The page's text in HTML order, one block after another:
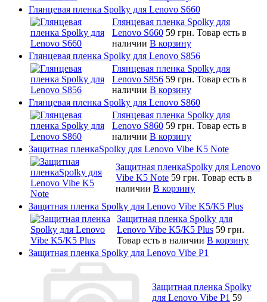
Глянцевая пленка Spolky для Lenovo S660
Глянцевая пленка Spolky для
Lenovo S660 59 грн. Товар есть в
наличии В корзину
Глянцевая пленка Spolky для Lenovo S856
Глянцевая пленка Spolky для
Lenovo S856 59 грн. Товар есть в
наличии В корзину
Глянцевая пленка Spolky для Lenovo S860
Глянцевая пленка Spolky для
Lenovo S860 59 грн. Товар есть в
наличии В корзину
Защитная пленкаSpolky для Lenovo Vibe K5 Note
Защитная пленкаSpolky для Lenovo
Vibe K5 Note 59 грн. Товар есть в
наличии В корзину
Защитная пленка Spolky для Lenovo Vibe K5/K5 Plus
Защитная пленка Spolky для
Lenovo Vibe K5/K5 Plus 59 грн.
Товар есть в наличии В корзину
Защитная пленка Spolky для Lenovo Vibe P1
Защитная пленка Spolky
для Lenovo Vibe P1 59